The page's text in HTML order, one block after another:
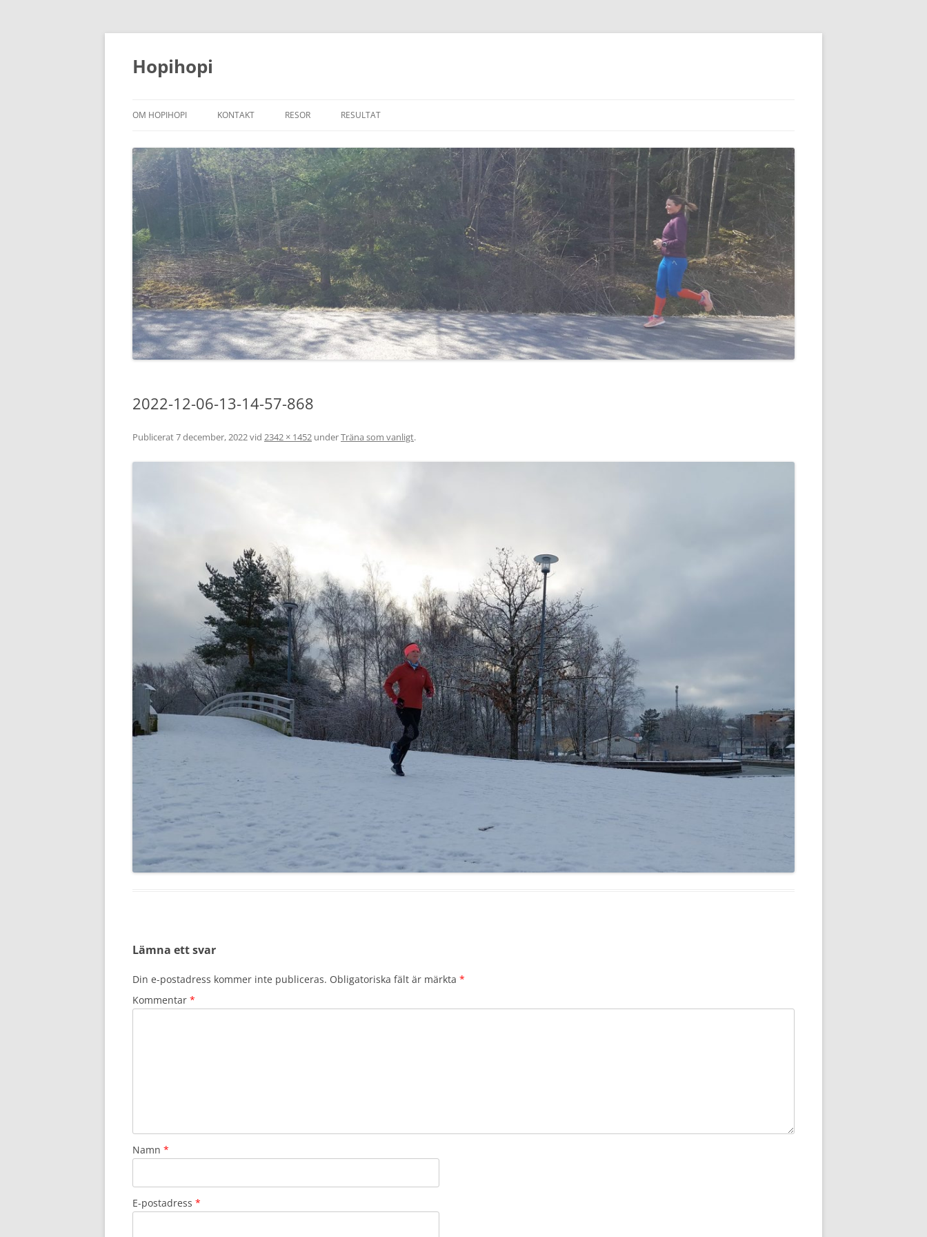
Hoppa
Hopihopi
OM HOPIHOPI KONTAKT RESOR RESULTAT
2022-12-06-13-14-57-868
Publicerat7 december, 2022vid 2342 × 1452 underTräna som vanligt.
Lämna ett svar
Din e-postadress kommer inte publiceras. Obligatoriska fält är märkta *
Kommentar *
Namn *
E-postadress *